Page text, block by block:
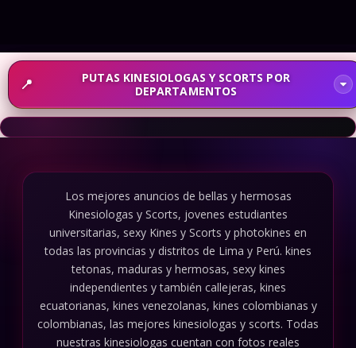
PUTAS KINESIOLOGAS Y SCORTS POR
Los mejores anuncios de bellas y hermosas
Kinesiologas y Scorts, jovenes estudiantes
universitarias, sexy Kines y Scorts y photokines en
todas las provincias y distritos de Lima y Perú. kines
tetonas, maduras y hermosas, sexy kines
independientes y también callejeras, kines
ecuatorianas, kines venezolanas, kines colombianas y